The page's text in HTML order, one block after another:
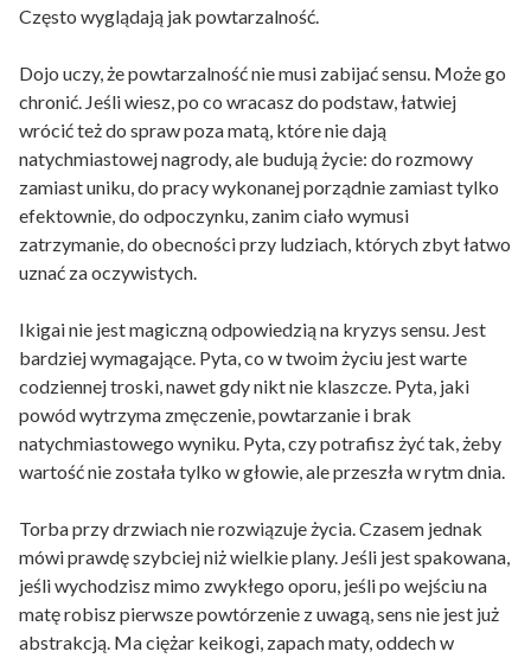
Często wyglądają jak powtarzalność.
Dojo uczy, że powtarzalność nie musi zabijać sensu. Może go
chronić. Jeśli wiesz, po co wracasz do podstaw, łatwiej
wrócić też do spraw poza matą, które nie dają
natychmiastowej nagrody, ale budują życie: do rozmowy
zamiast uniku, do pracy wykonanej porządnie zamiast tylko
efektownie, do odpoczynku, zanim ciało wymusi
zatrzymanie, do obecności przy ludziach, których zbyt łatwo
uznać za oczywistych.
Ikigai nie jest magiczną odpowiedzią na kryzys sensu. Jest
bardziej wymagające. Pyta, co w twoim życiu jest warte
codziennej troski, nawet gdy nikt nie klaszcze. Pyta, jaki
powód wytrzyma zmęczenie, powtarzanie i brak
natychmiastowego wyniku. Pyta, czy potrafisz żyć tak, żeby
wartość nie została tylko w głowie, ale przeszła w rytm dnia.
Torba przy drzwiach nie rozwiązuje życia. Czasem jednak
mówi prawdę szybciej niż wielkie plany. Jeśli jest spakowana,
jeśli wychodzisz mimo zwykłego oporu, jeśli po wejściu na
matę robisz pierwsze powtórzenie z uwagą, sens nie jest już
abstrakcją. Ma ciężar keikogi, zapach maty, oddech w